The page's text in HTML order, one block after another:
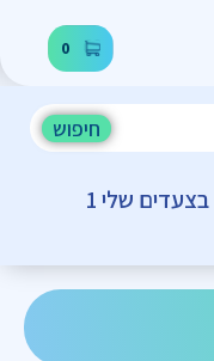
0
חיפוש
> בצעדים שלי 1